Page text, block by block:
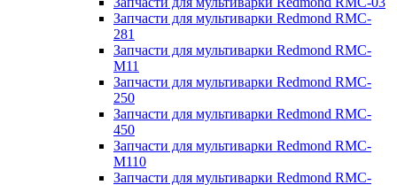
Запчасти для мультиварки Redmond RMC-
281
Запчасти для мультиварки Redmond RMC-
M11
Запчасти для мультиварки Redmond RMC-
250
Запчасти для мультиварки Redmond RMC-
450
Запчасти для мультиварки Redmond RMC-
M110
Запчасти для мультиварки Redmond RMC-